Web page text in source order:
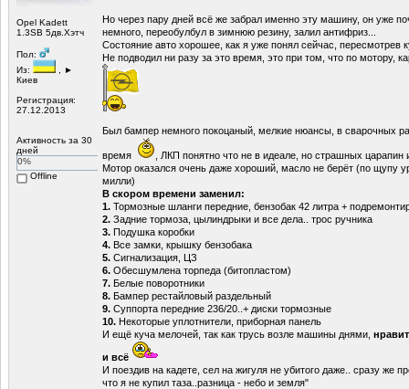
Opel Kadett
1.3SB 5дв.Хэтч
Пол:
Из:
, ►
Киев
Регистрация:
27.12.2013
Активность за 30
дней
0%
Offline
Но через пару дней всё же забрал именно эту машину, он уже
немного, переобулбул в зимнюю резину, залил антифриз...
Состояние авто хорошее, как я уже понял сейчас, пересмотрев
Не подводил ни разу за это время, это при том, что по мотору,
Был бампер немного покоцаный, мелкие нюансы, в сварочных
время
, ЛКП понятно что не в идеале, но страшных царапин
Мотор оказался очень даже хороший, масло не берёт (по щупу
милли)
В скором времени заменил:
1. Тормозные шланги передние, бензобак 42 литра +
2. Задние тормоза, цылиндрыки и все дела.. трос ручника
3. Подушка коробки
4. Все замки, крышку бензобака
5. Сигнализация, ЦЗ
6. Обесшумлена торпеда (битопластом)
7. Белые поворотники
8. Бампер рестайловый раздельный
9. Суппорта передние 236/20..+ диски тормозные
10. Некоторые уплотнители, приборная панель
И ещё куча мелочей, так как трусь возле машины днями,
и всё
И поездив на кадете, сел на жигуля не убитого даже.. сразу же
что я не купил таза..разница - небо и земля"